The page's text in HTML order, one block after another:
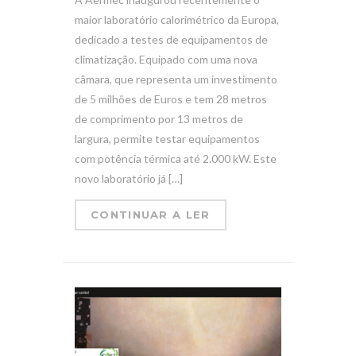
maior laboratório calorimétrico da Europa,
dedicado a testes de equipamentos de
climatização. Equipado com uma nova
câmara, que representa um investimento
de 5 milhões de Euros e tem 28 metros
de comprimento por 13 metros de
largura, permite testar equipamentos
com potência térmica até 2.000 kW. Este
novo laboratório já […]
CONTINUAR A LER